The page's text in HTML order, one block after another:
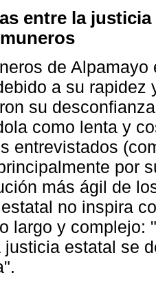
entre la
de
a su
su
como lenta y
entrevistados
por
más ágil de
no inspira
largo y complejo:
justicia estatal se